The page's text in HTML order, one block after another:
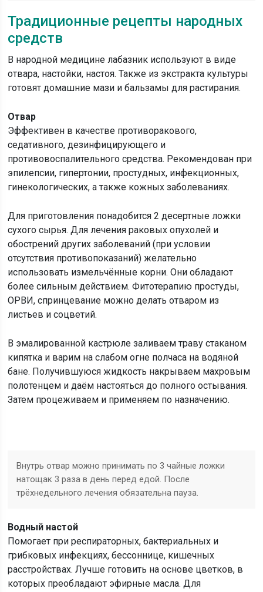
Традиционные рецепты народных
средств
В народной медицине лабазник используют в виде
отвара, настойки, настоя. Также из экстракта культуры
готовят домашние мази и бальзамы для растирания.
Отвар
Эффективен в качестве противоракового,
седативного, дезинфицирующего и
противовоспалительного средства. Рекомендован при
эпилепсии, гипертонии, простудных, инфекционных,
гинекологических, а также кожных заболеваниях.
Для приготовления понадобится 2 десертные ложки
сухого сырья. Для лечения раковых опухолей и
обострений других заболеваний (при условии
отсутствия противопоказаний) желательно
использовать измельчённые корни. Они обладают
более сильным действием. Фитотерапию простуды,
ОРВИ, спринцевание можно делать отваром из
листьев и соцветий.
В эмалированной кастрюле заливаем траву стаканом
кипятка и варим на слабом огне полчаса на водяной
бане. Получившуюся жидкость накрываем махровым
полотенцем и даём настояться до полного остывания.
Затем процеживаем и применяем по назначению.
Внутрь отвар можно принимать по 3 чайные ложки
натощак 3 раза в день перед едой. После
трёхнедельного лечения обязательна пауза.
Водный настой
Помогает при респираторных, бактериальных и
грибковых инфекциях, бессоннице, кишечных
расстройствах. Лучше готовить на основе цветков, в
которых преобладают эфирные масла. Для